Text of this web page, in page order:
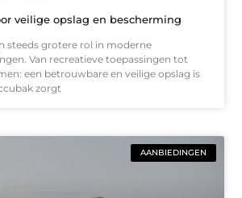
veilige opslag en bescherming
steeds grotere rol in moderne
Van recreatieve toepassingen tot
een betrouwbare en veilige opslag is
zorgt
AANBIEDINGEN